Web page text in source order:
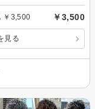
￥3,500 ￥3,500
見る